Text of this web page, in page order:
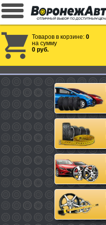
Товаров в корзине: 0
на сумму
0 руб.